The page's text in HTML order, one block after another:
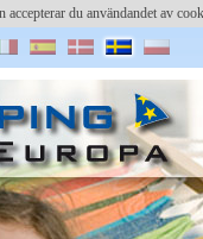
accepterar du användandet av